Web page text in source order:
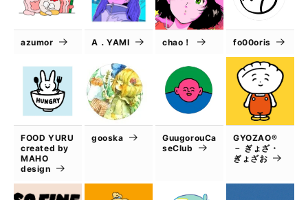
azumor A．YAMI chao！ fo00oris
FOOD YURU
created by
MAHO
design
gooska
GuugorouCa
seClub
GYOZAO®
－ ぎょざ・
ぎょざお